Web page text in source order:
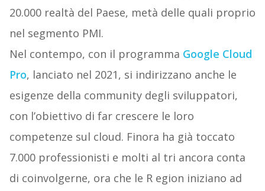
20.000 realtà del Paese, metà delle quali proprio
nel segmento PMI.
Nel contempo, con il programma Google Cloud
Pro, lanciato nel 2021, si indirizzano anche le
esigenze della community degli sviluppatori,
con l’obiettivo di far crescere le loro
competenze sul cloud. Finora ha già toccato
7.000 professionisti e molti al tri ancora conta
di coinvolgerne, ora che le R egion iniziano ad